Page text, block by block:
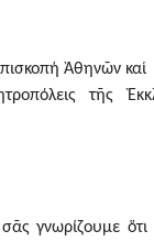
Ἀθηνῶν καί
τῆς
γνωρίζουμε ὅτι